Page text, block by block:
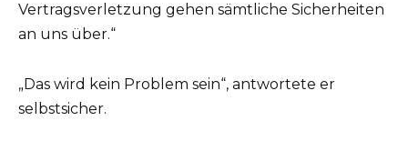
Vertragsverletzung gehen sämtliche Sicherheiten
an uns über.“
„Das wird kein Problem sein“, antwortete er
selbstsicher.